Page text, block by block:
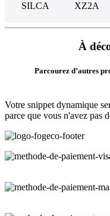
SILCA XZ2A
À
Parcourez d’autres
Votre snippet dynamique
parce que vous n'avez pas